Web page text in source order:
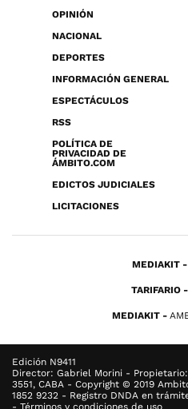
OPINIÓN
NACIONAL
DEPORTES
INFORMACIÓN GENERAL
ESPECTÁCULOS
RSS
POLÍTICA DE
PRIVACIDAD DE
ÁMBITO.COM
EDICTOS JUDICIALES
LICITACIONES
MEDIAKIT
TARIFARIO
MEDIAKIT
Edición N9411
Director: Gabriel Morini -
3551, CABA - Copyright © 2019
1852 9232 - Registro DNDA en